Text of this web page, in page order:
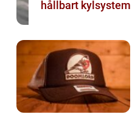
hållbart kylsystem